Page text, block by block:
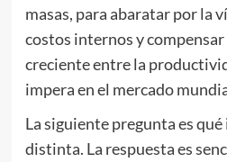
masas, para abaratar por la
costos internos y compensar
creciente entre la
impera en el mercado
La siguiente pregunta es
distinta. La respuesta es